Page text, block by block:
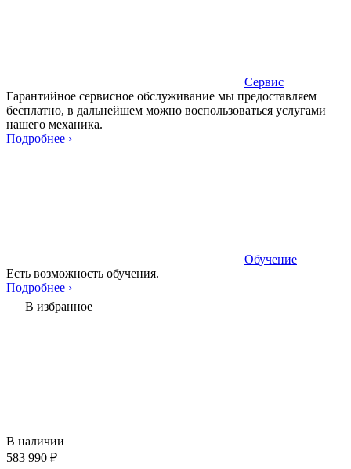
Сервис
Гарантийное сервисное обслуживание мы предоставляем
бесплатно, в дальнейшем можно воспользоваться услугами
нашего механика.
Подробнее ›
Обучение
Есть возможность обучения.
Подробнее ›
В избранное
В наличии
583 990 ₽